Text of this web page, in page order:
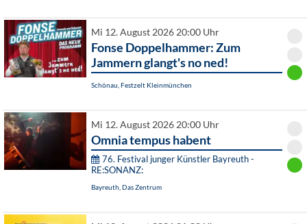
Mi 12. August 2026 20:00 Uhr
Fonse Doppelhammer: Zum
Jammern glangt's no ned!
Schönau, Festzelt Kleinmünchen
Mi 12. August 2026 20:00 Uhr
Omnia tempus habent
76. Festival junger Künstler Bayreuth -
RE:SONANZ:
Bayreuth, Das Zentrum